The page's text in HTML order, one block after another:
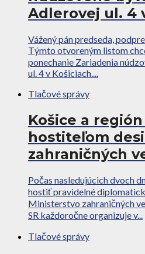
Adlerovej ul. 4
Vážený pán predseda,
Týmto otvoreným listom
ponechanie Zariadenia
ul. 4 v Košiciach....
Tlačové správy
Košice a
hostiteľom
zahraničných
Počas nasledujúcich dvoch
hostiť pravidelné
Ministerstvo zahraničných
SR každoročne organizuje v...
Tlačové správy